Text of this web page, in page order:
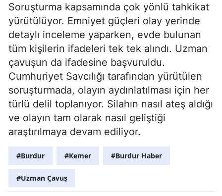
Soruşturma kapsamında çok yönlü tahkikat
yürütülüyor. Emniyet güçleri olay yerinde
detaylı inceleme yaparken, evde bulunan
tüm kişilerin ifadeleri tek tek alındı. Uzman
çavuşun da ifadesine başvuruldu.
Cumhuriyet Savcılığı tarafından yürütülen
soruşturmada, olayın aydınlatılması için her
türlü delil toplanıyor. Silahın nasıl ateş aldığı
ve olayın tam olarak nasıl geliştiği
araştırılmaya devam ediliyor.
#Burdur #Kemer #Burdur Haber
#Uzman Çavuş